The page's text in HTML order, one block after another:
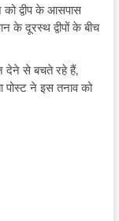
द्वीप के आसपास
के दूरस्थ द्वीपों के बीच
देने से बचते रहे हैं,
पोस्ट ने इस तनाव को